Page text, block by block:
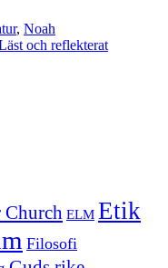
, Noah
och reflekterat
Church ELM Etik
Filosofi